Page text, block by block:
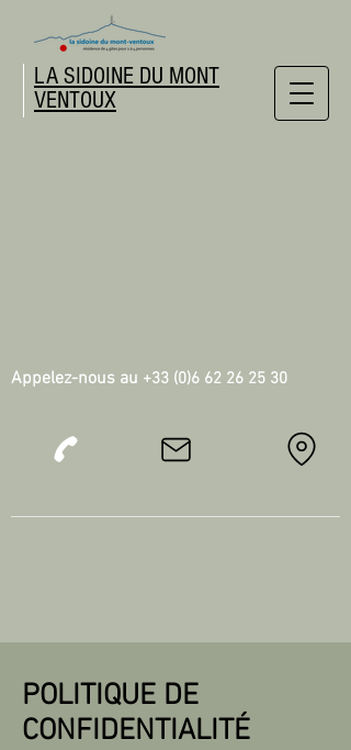
LA SIDOINE DU MONT
VENTOUX
Appelez-nous au +33 (0)6 62 26 25 30
POLITIQUE DE
CONFIDENTIALITÉ